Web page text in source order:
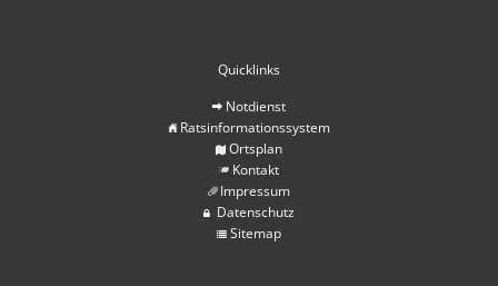
Quicklinks
Notdienst
Ratsinformationssystem
Ortsplan
Kontakt
Impressum
Datenschutz
Sitemap